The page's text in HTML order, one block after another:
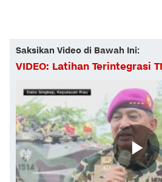
Saksikan Video di Bawah Ini:
VIDEO: Latihan Terintegrasi